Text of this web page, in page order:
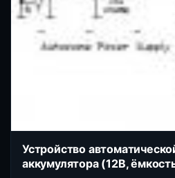
Устройство
аккумулятора (12В,